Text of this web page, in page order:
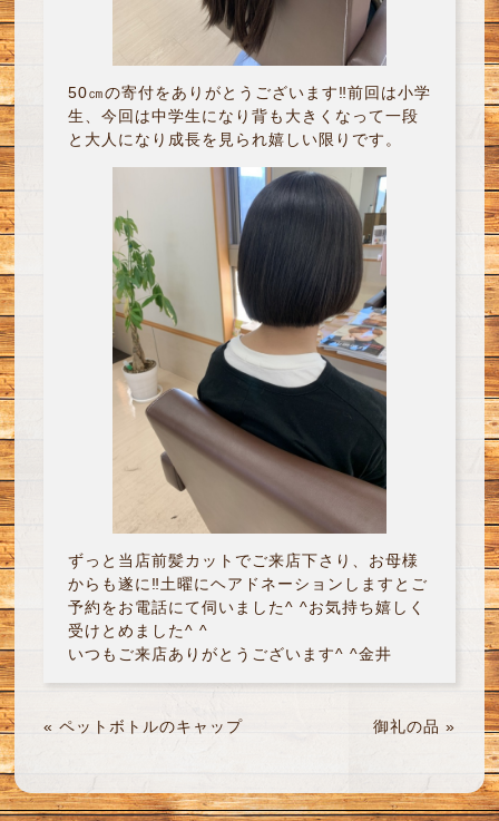
50㎝の寄付をありがとうございます‼︎前回は小学
生、今回は中学生になり背も大きくなって一段
と大人になり成長を見られ嬉しい限りです。
ずっと当店前髪カットでご来店下さり、お母様
からも遂に‼︎土曜にヘアドネーションしますとご
予約をお電話にて伺いました^ ^お気持ち嬉しく
受けとめました^ ^
いつもご来店ありがとうございます^ ^金井
« ペットボトルのキャップ 御礼の品 »